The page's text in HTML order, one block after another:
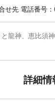
せ先 電話番号
龍神、恵比須
詳細情